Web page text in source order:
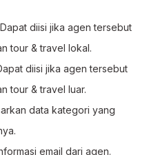
Dapat diisi jika agen tersebut
tour & travel lokal.
diisi jika agen tersebut
tour & travel luar.
data kategori yang
email dari agen.